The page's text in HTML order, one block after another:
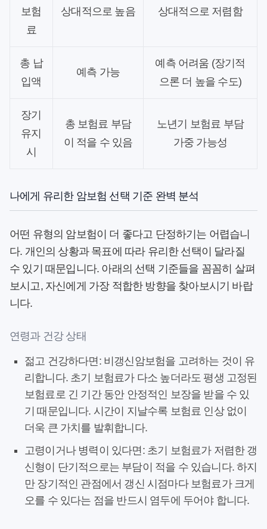
보험
료
상대적으로 높음 상대적으로 저렴함
총 납
입액
예측 가능
예측 어려움 (장기적
으론 더 높을 수도)
장기
유지
시
총 보험료 부담
이 적을 수 있음
노년기 보험료 부담
가중 가능성
나에게 유리한 암보험 선택 기준 완벽 분석
어떤 유형의 암보험이 더 좋다고 단정하기는 어렵습니
다. 개인의 상황과 목표에 따라 유리한 선택이 달라질
수 있기 때문입니다. 아래의 선택 기준들을 꼼꼼히 살펴
보시고, 자신에게 가장 적합한 방향을 찾아보시기 바랍
니다.
연령과 건강 상태
젊고 건강하다면: 비갱신암보험을 고려하는 것이 유
리합니다. 초기 보험료가 다소 높더라도 평생 고정된
보험료로 긴 기간 동안 안정적인 보장을 받을 수 있
기 때문입니다. 시간이 지날수록 보험료 인상 없이
더욱 큰 가치를 발휘합니다.
고령이거나 병력이 있다면:초기 보험료가 저렴한 갱
신형이 단기적으로는 부담이 적을 수 있습니다. 하지
만 장기적인 관점에서 갱신 시점마다 보험료가 크게
오를 수 있다는 점을 반드시 염두에 두어야 합니다.